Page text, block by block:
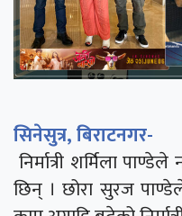
सिनेसुत्र, बिराटनगर-
निर्मात्री शर्मिला
छिन् । छोरा सुरज